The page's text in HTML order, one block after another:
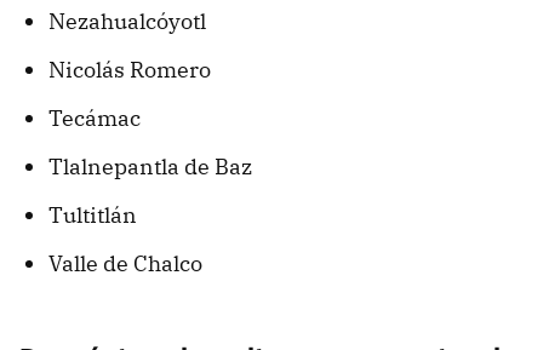
Nezahualcóyotl
Nicolás Romero
Tecámac
Tlalnepantla de Baz
Tultitlán
Valle de Chalco